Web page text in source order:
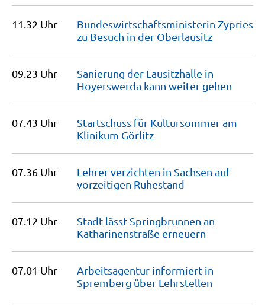
11.32 Uhr
Bundeswirt­schafts­mi­nisterin Zypries
zu Besuch in der Oberlausitz
09.23 Uhr
Sanierung der Lausitzhalle in
Hoyerswerda kann weiter gehen
07.43 Uhr
Startschuss für Kultursommer am
Klinikum Görlitz
07.36 Uhr
Lehrer verzichten in Sachsen auf
vorzeitigen Ruhestand
07.12 Uhr
Stadt lässt Springbrunnen an
Katharinenstraße erneuern
07.01 Uhr
Arbeitsagentur informiert in
Spremberg über Lehrstellen